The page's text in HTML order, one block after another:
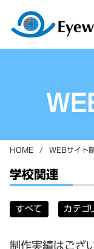
HOME / WEBサイト
学校関連
すべて カテゴ